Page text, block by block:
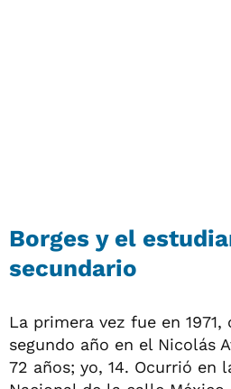
Borges y el
secundario
La primera vez fue en 1971,
segundo año en el Nicolás
72 años; yo, 14. Ocurrió en